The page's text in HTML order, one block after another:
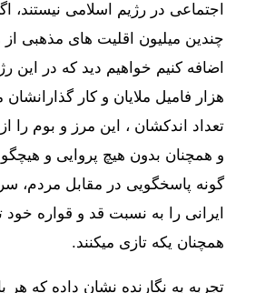
اجتماعی در رژیم اسلامی نیستند،
چندین میلیون اقلیت های مذهبی از
اضافه کنیم خواهیم دید که در این
هزار فامیل ملایان و کار گذارانشان
تعداد
اندکشان ، این مرز و بوم را از
و همچنان بدون هیچ پروایی و
گونه پاسخگویی در مقابل مردم،
ایرانی را به نسبت قد و قواره خود
همچنان یکه تازی میکنند.
تجربه به نگارنده نشان داده که هر